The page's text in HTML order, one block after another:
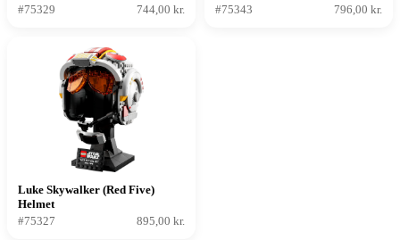
#75329
744,00 kr. #75343 796,00 kr.
Luke Skywalker (Red Five)
Helmet
#75327
895,00 kr.